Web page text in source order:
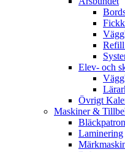
Refill
Elev- och
Övrigt
Maskiner &
Laminering